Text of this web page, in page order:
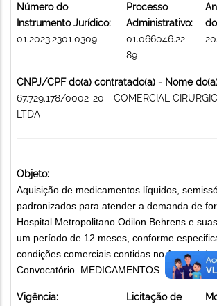
Número do
Instrumento Jurídico:
01.2023.2301.0309
Processo
Administrativo:
01.066046.22-
89
CNPJ/CPF do(a) contratado(a) - Nome
67.729.178/0002-20 - COMERCIAL
LTDA
Objeto:
Aquisição de medicamentos líquidos,
padronizados para atender a demanda de
Hospital Metropolitano Odilon Behrens e
um período de 12 meses, conforme
condições comerciais contidas no Anexo I
Convocatório. MEDICAMENTOS
Vigência:
Licitação de